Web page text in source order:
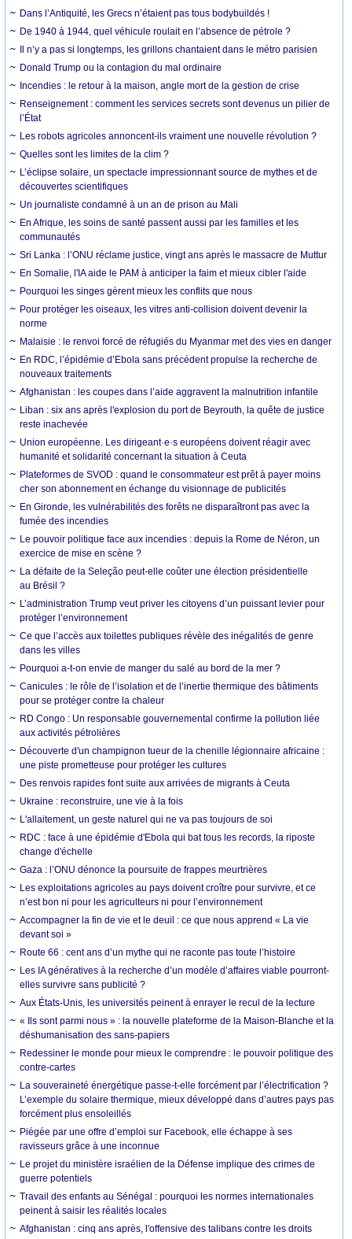
Dans l’Antiquité, les Grecs n’étaient pas tous bodybuildés !
De 1940 à 1944, quel véhicule roulait en l’absence de pétrole ?
Il n’y a pas si longtemps, les grillons chantaient dans le métro parisien
Donald Trump ou la contagion du mal ordinaire
Incendies : le retour à la maison, angle mort de la gestion de crise
Renseignement : comment les services secrets sont devenus un pilier de
l’État
Les robots agricoles annoncent-ils vraiment une nouvelle révolution ?
Quelles sont les limites de la clim ?
L’éclipse solaire, un spectacle impressionnant source de mythes et de
découvertes scientifiques
Un journaliste condamné à un an de prison au Mali
En Afrique, les soins de santé passent aussi par les familles et les
communautés
Sri Lanka : l’ONU réclame justice, vingt ans après le massacre de Muttur
En Somalie, l'IA aide le PAM à anticiper la faim et mieux cibler l'aide
Pourquoi les singes gèrent mieux les conflits que nous
Pour protéger les oiseaux, les vitres anti-collision doivent devenir la
norme
Malaisie : le renvoi forcé de réfugiés du Myanmar met des vies en danger
En RDC, l’épidémie d’Ebola sans précédent propulse la recherche de
nouveaux traitements
Afghanistan : les coupes dans l’aide aggravent la malnutrition infantile
Liban : six ans après l'explosion du port de Beyrouth, la quête de justice
reste inachevée
Union européenne. Les dirigeant·e·s européens doivent réagir avec
humanité et solidarité concernant la situation à Ceuta
Plateformes de SVOD : quand le consommateur est prêt à payer moins
cher son abonnement en échange du visionnage de publicités
En Gironde, les vulnérabilités des forêts ne disparaîtront pas avec la
fumée des incendies
Le pouvoir politique face aux incendies : depuis la Rome de Néron, un
exercice de mise en scène ?
La défaite de la Seleção peut-elle coûter une élection présidentielle
au Brésil ?
L’administration Trump veut priver les citoyens d’un puissant levier pour
protéger l’environnement
Ce que l’accès aux toilettes publiques révèle des inégalités de genre
dans les villes
Pourquoi a-t-on envie de manger du salé au bord de la mer ?
Canicules : le rôle de l’isolation et de l’inertie thermique des bâtiments
pour se protéger contre la chaleur
RD Congo : Un responsable gouvernemental confirme la pollution liée
aux activités pétrolières
Découverte d'un champignon tueur de la chenille légionnaire africaine :
une piste prometteuse pour protéger les cultures
Des renvois rapides font suite aux arrivées de migrants à Ceuta
Ukraine : reconstruire, une vie à la fois
L'allaitement, un geste naturel qui ne va pas toujours de soi
RDC : face à une épidémie d'Ebola qui bat tous les records, la riposte
change d'échelle
Gaza : l’ONU dénonce la poursuite de frappes meurtrières
Les exploitations agricoles au pays doivent croître pour survivre, et ce
n’est bon ni pour les agriculteurs ni pour l’environnement
Accompagner la fin de vie et le deuil : ce que nous apprend « La vie
devant soi »
Route 66 : cent ans d’un mythe qui ne raconte pas toute l’histoire
Les IA génératives à la recherche d’un modèle d’affaires viable pourront-
elles survivre sans publicité ?
Aux États-Unis, les universités peinent à enrayer le recul de la lecture
« Ils sont parmi nous » : la nouvelle plateforme de la Maison-Blanche et la
déshumanisation des sans-papiers
Redessiner le monde pour mieux le comprendre : le pouvoir politique des
contre-cartes
La souveraineté énergétique passe-t-elle forcément par l’électrification ?
L’exemple du solaire thermique, mieux développé dans d’autres pays pas
forcément plus ensoleillés
Piégée par une offre d’emploi sur Facebook, elle échappe à ses
ravisseurs grâce à une inconnue
Le projet du ministère israélien de la Défense implique des crimes de
guerre potentiels
Travail des enfants au Sénégal : pourquoi les normes internationales
peinent à saisir les réalités locales
Afghanistan : cinq ans après, l'offensive des talibans contre les droits